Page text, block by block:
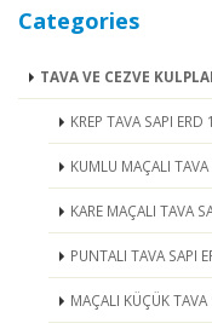
Categories
TAVA VE CEZVE
KREP TAVA SAPI ERD
KUMLU MAÇALI
KARE MAÇALI TAVA
PUNTALI TAVA SAPI
MAÇALI KÜÇÜK